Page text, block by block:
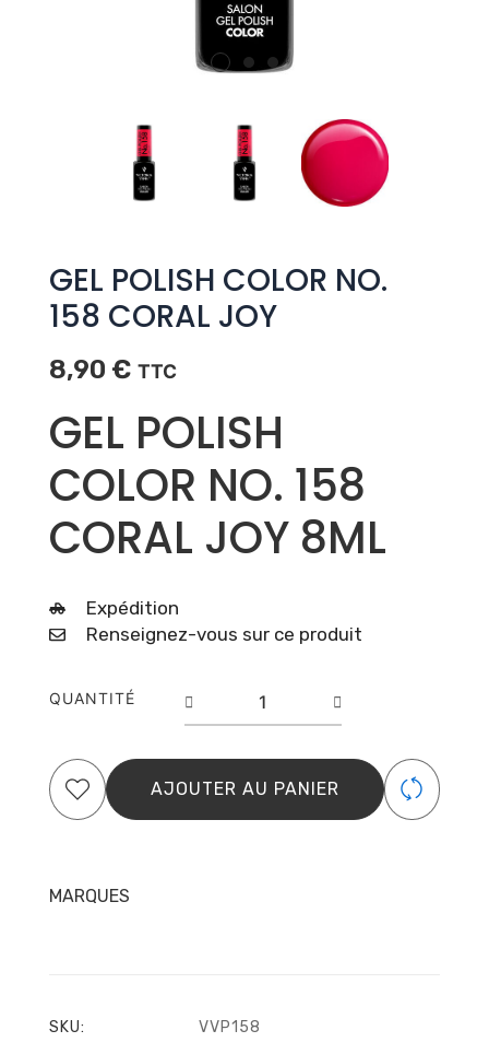
GEL POLISH COLOR NO.
158 CORAL JOY
8,90 € TTC
GEL POLISH
COLOR NO. 158
CORAL JOY 8ML
Expédition
Renseignez-vous sur ce produit
QUANTITÉ
POLISH
NO.
158
AJOUTER AU PANIER
MARQUES
SKU: VVP158